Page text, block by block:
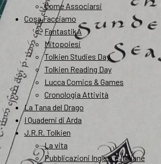
Come Associarsi
Cosa Facciamo
FantastikA
Mitopoiesi
Tolkien Studies Day
Tolkien Reading Day
Lucca Comics & Games
Cronologia Attività
La Tana del Drago
I Quaderni di Arda
J.R.R. Tolkien
La vita
Pubblicazioni Inglesi e Italiane